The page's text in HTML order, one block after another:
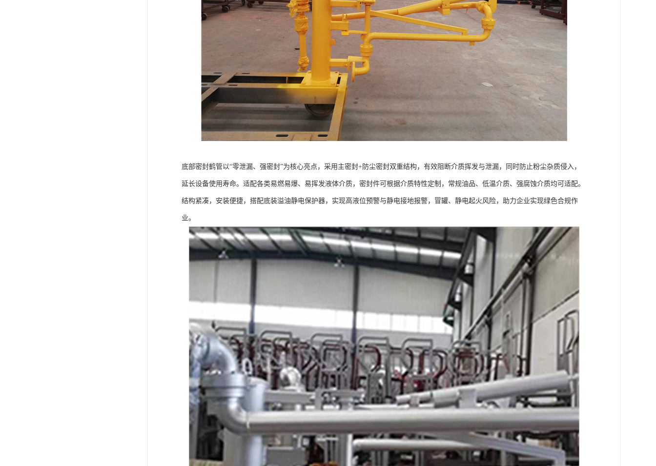
底部密封鹤管以“零泄漏、强密封”为核心亮点，采用主密封+防尘密封双重结构，有效阻断介质挥发与泄漏，同时防止粉尘杂质侵入，
延长设备使用寿命。适配各类易燃易爆、易挥发液体介质，密封件可根据介质特性定制，常规油品、低温介质、强腐蚀介质均可适配。
结构紧凑，安装便捷，搭配底装溢油静电保护器，实现高液位预警与静电接地报警，冒罐、静电起火风险，助力企业实现绿色合规作
业。